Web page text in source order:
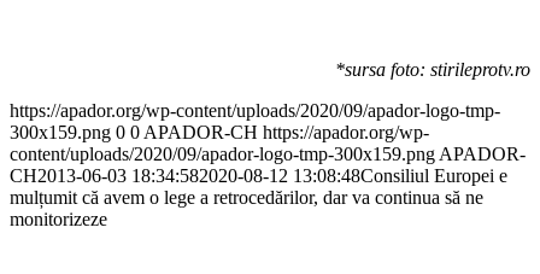
*sursa foto: stirileprotv.ro
https://apador.org/wp-content/uploads/2020/09/apador-logo-tmp-
300x159.png 0 0 APADOR-CH https://apador.org/wp-
content/uploads/2020/09/apador-logo-tmp-300x159.png APADOR-
CH2013-06-03 18:34:582020-08-12 13:08:48Consiliul Europei e
mulțumit că avem o lege a retrocedărilor, dar va continua să ne
monitorizeze